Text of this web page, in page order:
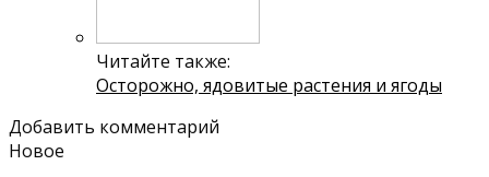
Читайте также:
Осторожно, ядовитые растения и ягоды
Добавить комментарий
Новое